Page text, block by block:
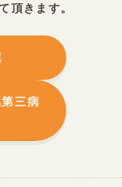
頂きます。
三病